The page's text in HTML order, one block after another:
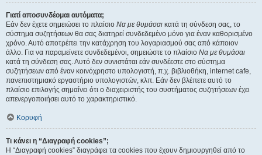
Γιατί αποσυνδέομαι αυτόματα;
Εάν δεν έχετε σημειώσει το πλαίσιο Να με θυμάσαι κατά τη σύνδεση σας, το
σύστημα συζητήσεων θα σας διατηρεί συνδεδεμένο μόνο για έναν καθορισμένο
χρόνο. Αυτό αποτρέπει την κατάχρηση του λογαριασμού σας από κάποιον
άλλο. Για να παραμείνετε συνδεδεμένοι, σημειώστε το πλαίσιο Να με θυμάσαι
κατά τη σύνδεση σας. Αυτό δεν συνιστάται εάν συνδέεστε στο σύστημα
συζητήσεων από έναν κοινόχρηστο υπολογιστή, π.χ. βιβλιοθήκη, internet cafe,
πανεπιστημιακό εργαστήριο υπολογιστών, κλπ. Εάν δεν βλέπετε αυτό το
πλαίσιο επιλογής σημαίνει ότι ο διαχειριστής του συστήματος συζητήσεων έχει
απενεργοποιήσει αυτό το χαρακτηριστικό.
Κορυφή
Τι κάνει η “Διαγραφή cookies”;
Η “Διαγραφή cookies” διαγράφει τα cookies που έχουν δημιουργηθεί από το